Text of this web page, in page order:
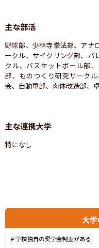
主な部活
野球部、少林寺拳法部、アナ
ークル、サイクリング部、バ
クル、バスケットボール部
部、ものつくり研究サーク
会、自動車部、肉体改造部、
主な連携大学
特になし
大
#学校独自の奨学金制度がある